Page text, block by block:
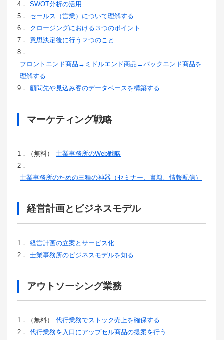
4．
SWOT分析の活用
5．
セールス（営業）について理解する
6．
クロージングにおける３つのポイント
7．
意思決定後に行う２つのこと
8．
フロントエンド商品→ミドルエンド商品→バックエンド商品を
理解する
9．
顧問先や見込み客のデータベースを構築する
マーケティング戦略
1．（無料）
士業事務所のWeb戦略
2．
士業事務所のための三種の神器（セミナー、書籍、情報配信）
経営計画とビジネスモデル
1．
経営計画の立案とサービス化
2．
士業事務所のビジネスモデルを知る
アウトソーシング業務
1．（無料）
代行業務でストック売上を確保する
2．
代行業務を入口にアップセル商品の提案を行う